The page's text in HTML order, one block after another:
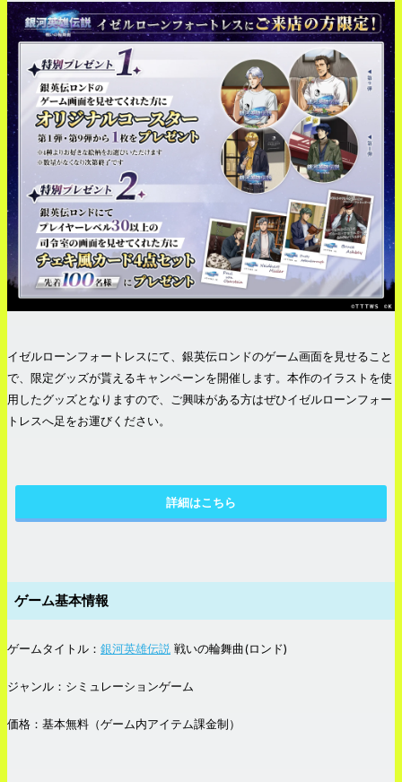
イゼルローンフォートレスにて、銀英伝ロンドのゲーム画面を見せること
で、限定グッズが貰えるキャンペーンを開催します。本作のイラストを使
用したグッズとなりますので、ご興味がある方はぜひイゼルローンフォー
トレスへ足をお運びください。
詳細はこちら
ゲーム基本情報
ゲームタイトル： 銀河英雄伝説 戦いの輪舞曲(ロンド)
ジャンル：シミュレーションゲーム
価格：基本無料（ゲーム内アイテム課金制）